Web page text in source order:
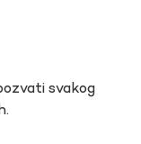
svakog